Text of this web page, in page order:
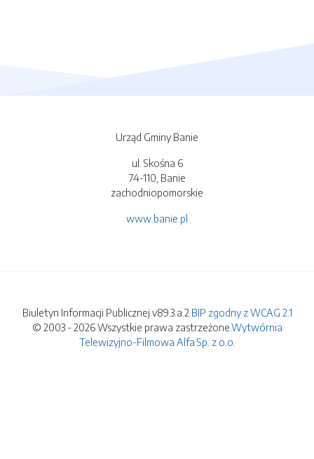
Urząd Gminy Banie
ul. Skośna 6
74-110, Banie
zachodniopomorskie
www.banie.pl
Biuletyn Informacji Publicznej v89.3.a.2 BIP zgodny z WCAG 2.1
© 2003 - 2026 Wszystkie prawa zastrzeżone.Wytwórnia
Telewizyjno-Filmowa Alfa Sp. z o.o.